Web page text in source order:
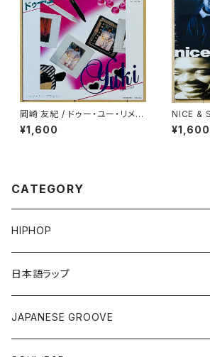
岡崎 友紀 / ドゥー・ユー・リメン
バー・ミー
¥1,600
NICE &
THE NEW
¥1,600
CATEGORY
HIPHOP
12"/7"
80'S OLD SCHOOL
EARLY 90'S MIDDLE〜NEW SCHOOL
LP
日本語ラップ
12"/7"
JAPANESE GROOVE